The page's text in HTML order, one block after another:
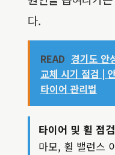
다.
READ 경기도 안
교체 시기 점검 |
타이어 관리법
타이어 및 휠 점
마모, 휠 밸런스